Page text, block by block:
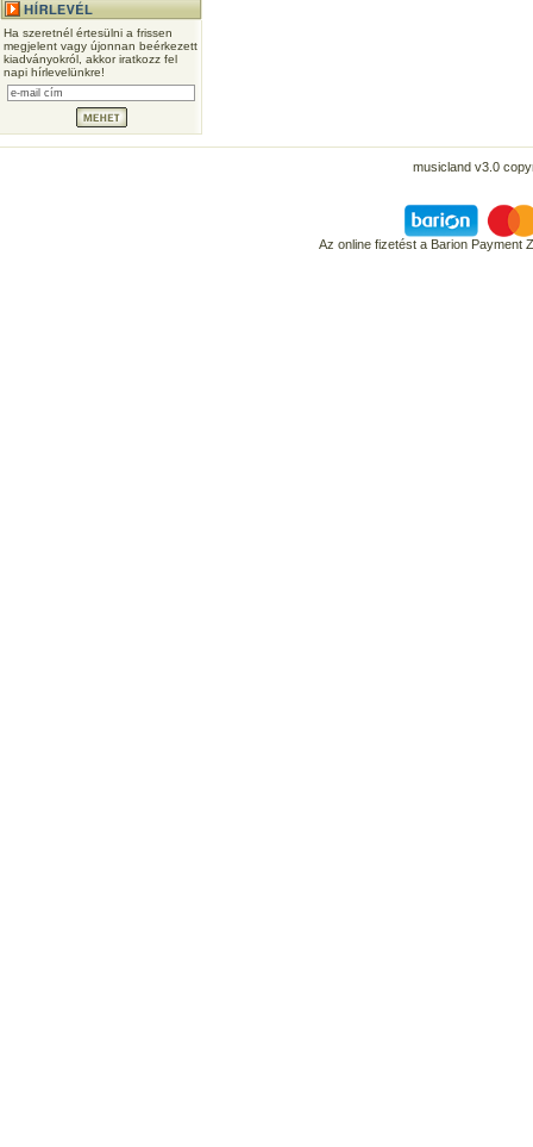
Ha szeretnél értesülni a frissen
megjelent vagy újonnan beérkezett
kiadványokról, akkor iratkozz fel
napi hírlevelünkre!
musicland v3.0
Az online fizetést a Barion Payment